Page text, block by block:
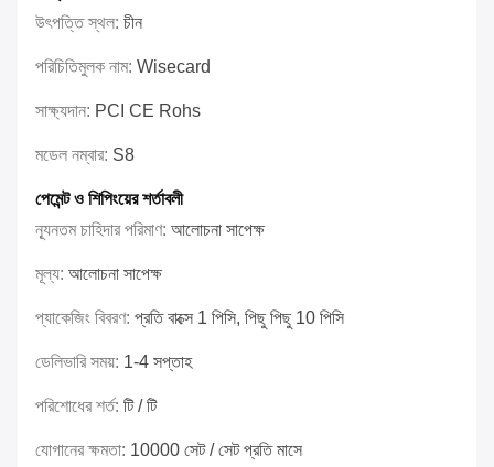
উৎপত্তি স্থল: চীন
পরিচিতিমুলক নাম: Wisecard
সাক্ষ্যদান: PCI CE Rohs
মডেল নম্বার: S8
পেমেন্ট ও শিপিংয়ের শর্তাবলী
ন্যূনতম চাহিদার পরিমাণ: আলোচনা সাপেক্ষ
মূল্য: আলোচনা সাপেক্ষ
প্যাকেজিং বিবরণ: প্রতি বাক্সে 1 পিসি, পিছু পিছু 10 পিসি
ডেলিভারি সময়: 1-4 সপ্তাহ
পরিশোধের শর্ত: টি / টি
যোগানের ক্ষমতা: 10000 সেট / সেট প্রতি মাসে